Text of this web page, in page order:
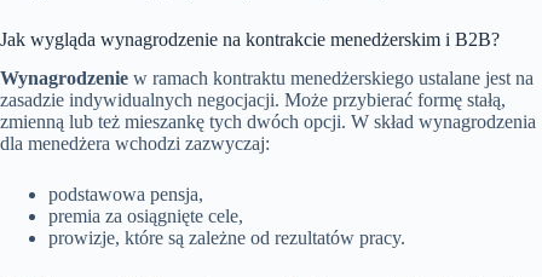
Jak wygląda wynagrodzenie na kontrakcie menedżerskim i B2B?
Wynagrodzenie w ramach kontraktu menedżerskiego ustalane jest na
zasadzie indywidualnych negocjacji. Może przybierać formę stałą,
zmienną lub też mieszankę tych dwóch opcji. W skład wynagrodzenia
dla menedżera wchodzi zazwyczaj:
podstawowa pensja,
premia za osiągnięte cele,
prowizje, które są zależne od rezultatów pracy.